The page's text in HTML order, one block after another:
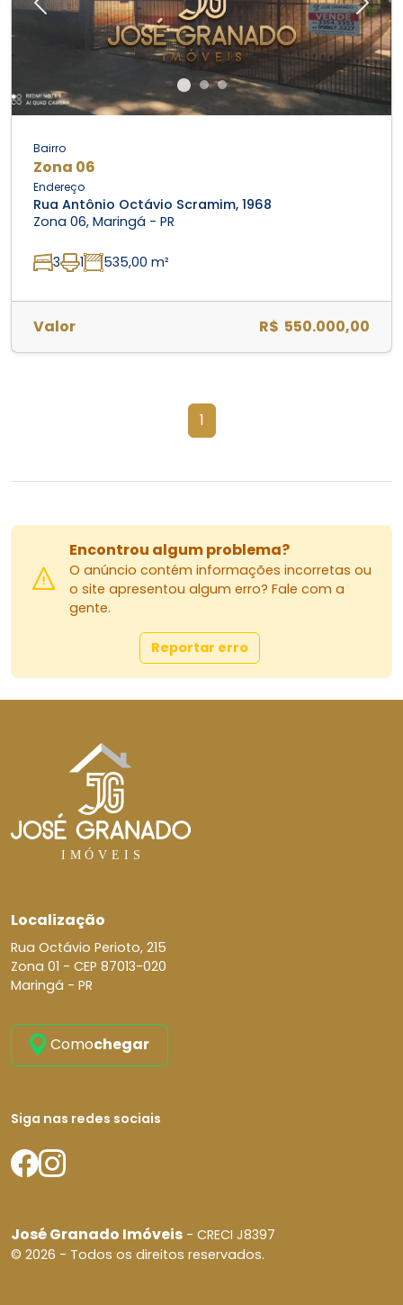
Previous Next
Bairro
Zona 06
Endereço
Rua Antônio Octávio Scramim, 1968
Zona 06, Maringá - PR
3 1 535,00 m²
Valor R$ 550.000,00
1
Encontrou algum problema?
O anúncio contém informações incorretas ou
o site apresentou algum erro? Fale com a
gente.
Reportar erro
Localização
Rua Octávio Perioto, 215
Zona 01 - CEP 87013-020
Maringá - PR
Comochegar
Siga nas redes sociais
José Granado Imóveis - CRECI J8397
© 2026 - Todos os direitos reservados.